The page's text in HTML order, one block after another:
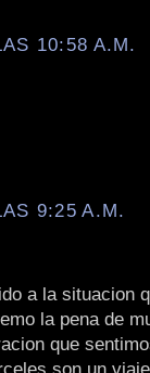
10:58 A.M.
9:25 A.M.
a la situacion
la pena de
que